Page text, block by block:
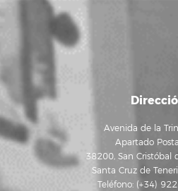
Avenida de la
Apartado
38200, San Cristóbal
Santa Cruz de
Teléfono: (+34)